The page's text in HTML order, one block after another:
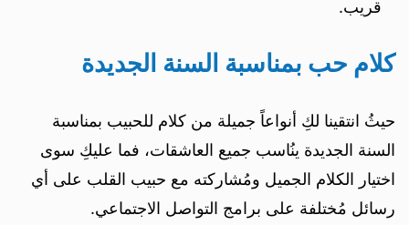
قريب.
كلام حب بمناسبة السنة الجديدة
حيثُ انتقينا لكِ أنواعاً جميلة من كلام للحبيب بمناسبة
السنة الجديدة ينُاسب جميع العاشقات، فما عليكِ سوى
اختيار الكلام الجميل ومُشاركته مع حبيب القلب على أي
رسائل مُختلفة على برامج التواصل الاجتماعي.